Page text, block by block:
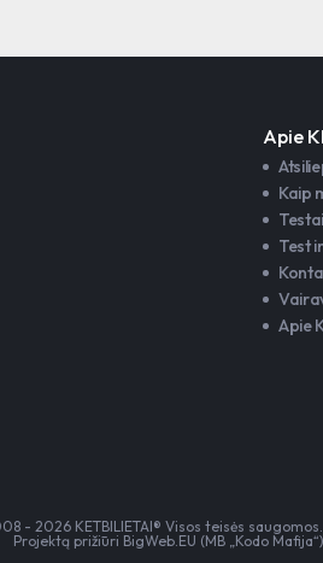
Apie
Kaip
Testai
Test
Apie
- 2026 KETBILIETAI® Visos teisės
Projektą prižiūri BigWeb.EU (MB „Kodo Mafija“)